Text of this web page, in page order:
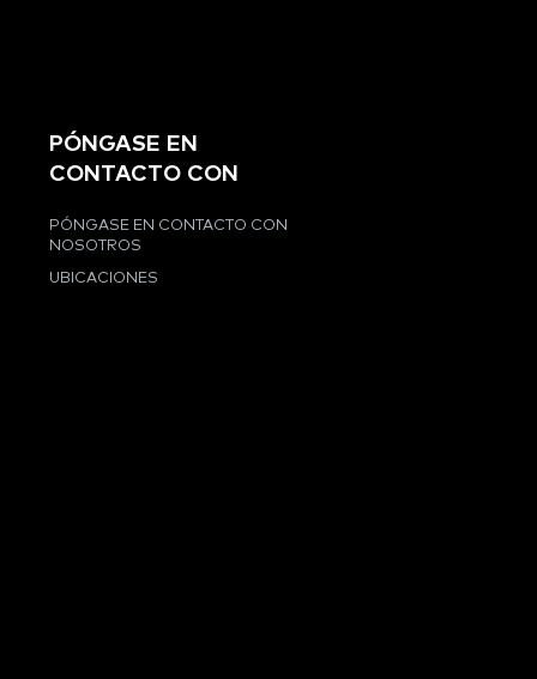
PÓNGASE EN
CONTACTO CON
PÓNGASE EN CONTACTO CON
NOSOTROS
UBICACIONES